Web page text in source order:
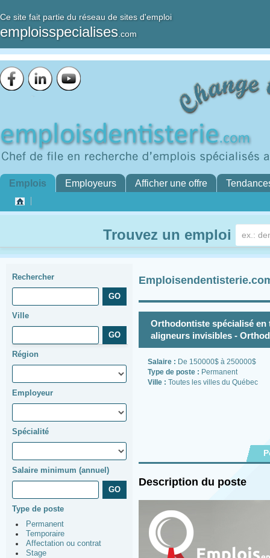
Ce site fait partie du réseau de sites d'emploi
emploisspecialises .com
Emplois Employeurs Afficher une offre
Trouvez un emploi
Rechercher
Ville
Région
Employeur
Spécialité
Salaire minimum (annuel)
Type de poste
Permanent
Temporaire
Affectation ou contrat
Stage
Orthodontiste spécialisé
aligneurs invisibles -
Salaire : De 150000$ à 250000$
Type de poste : Permanent
Ville : Toutes les villes du Québec
Description du poste